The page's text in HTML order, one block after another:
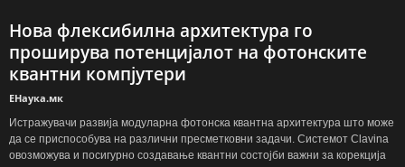
Нова флексибилна архитектура го
проширува потенцијалот на фотонските
квантни компјутери
ЕНаука.мк
Истражувачи развија модуларна фотонска квантна архитектура што може
да се приспособува на различни пресметковни задачи. Системот Clavina
овозможува и посигурно создавање квантни состојби важни за корекција